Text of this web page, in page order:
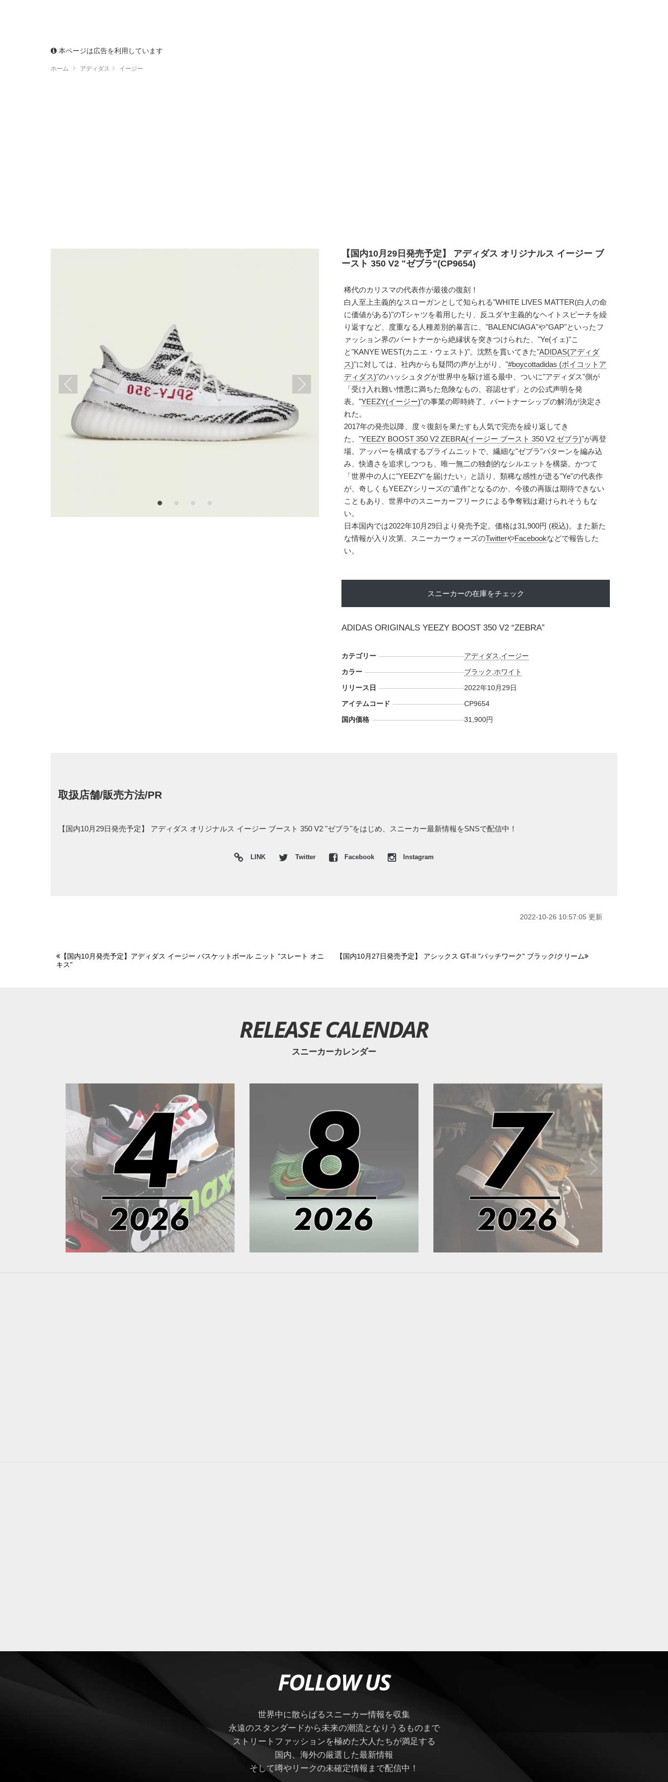
本ページは広告を利用しています
ホーム アディダス イージー
【国内10月29日発売予定】 アディダス オリジナルス イージー ブ
ースト 350 V2 "ゼブラ"(CP9654)
稀代のカリスマの代表作が最後の復刻！
白人至上主義的なスローガンとして知られる"WHITE LIVES MATTER(白人の命
に価値がある)"のTシャツを着用したり、反ユダヤ主義的なヘイトスピーチを繰
り返すなど、度重なる人種差別的暴言に、"BALENCIAGA"や"GAP"といったフ
ァッション界のパートナーから絶縁状を突きつけられた、"Ye(イェ)"こ
と"KANYE WEST(カニエ・ウェスト)"。沈黙を貫いてきた"ADIDAS(アディダ
ス)"に対しては、社内からも疑問の声が上がり、"#boycottadidas (ボイコットア
ディダス)"のハッシュタグが世界中を駆け巡る最中、ついに"アディダス"側が
「受け入れ難い憎悪に満ちた危険なもの、容認せず」との公式声明を発
表。"YEEZY(イージー)"の事業の即時終了、パートナーシップの解消が決定さ
れた。
2017年の発売以降、度々復刻を果たすも人気で完売を繰り返してき
た、"YEEZY BOOST 350 V2 ZEBRA(イージー ブースト 350 V2 ゼブラ)"が再登
場。アッパーを構成するプライムニットで、繊細な"ゼブラ"パターンを編み込
み、快適さを追求しつつも、唯一無二の独創的なシルエットを構築。かつて
「世界中の人に"YEEZY"を届けたい」と語り、類稀な感性が迸る"Ye"の代表作
が、奇しくもYEEZYシリーズの"遺作"となるのか、今後の再販は期待できない
こともあり、世界中のスニーカーフリークによる争奪戦は避けられそうもな
い。
日本国内では2022年10月29日より発売予定。価格は31,900円 (税込)。また新た
な情報が入り次第、スニーカーウォーズのTwitterやFacebookなどで報告した
い。
スニーカーの在庫をチェック
ADIDAS ORIGINALS YEEZY BOOST 350 V2 “ZEBRA”
カテゴリー アディダス イージー
カラー
ブラック ホワイト
リリース日
2022年10月29日
アイテムコード
CP9654
国内価格
31,900円
取扱店舗/販売方法/PR
【国内10月29日発売予定】 アディダス オリジナルス イージー ブースト 350 V2 "ゼブラ"をはじめ、スニーカー最新情報をSNSで配信中！
LINK Twitter Facebook Instagram
2022-10-26 10:57:05 更新
【国内10月発売予定】アディダス イージー バスケットボール ニット "スレート オニ
キス"
【国内10月27日発売予定】 アシックス GT-II "パッチワーク" ブラック/クリーム
RELEASE CALENDAR
スニーカーカレンダー
FOLLOW US
世界中に散らばるスニーカー情報を収集
永遠のスタンダードから未来の潮流となりうるものまで
ストリートファッションを極めた大人たちが満足する
国内、海外の厳選した最新情報
そして噂やリークの未確定情報まで配信中！